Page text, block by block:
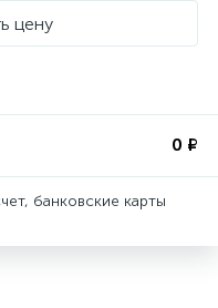
цену
0 ₽
банковские карты